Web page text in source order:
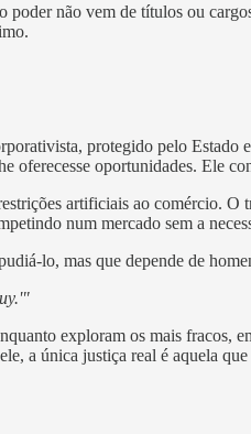
não vem de títulos ou
protegido pelo Estado
oportunidades. Ele
artificiais ao comércio.
num mercado sem a
lo, mas que depende de
exploram os mais fracos,
a única justiça real é aquela